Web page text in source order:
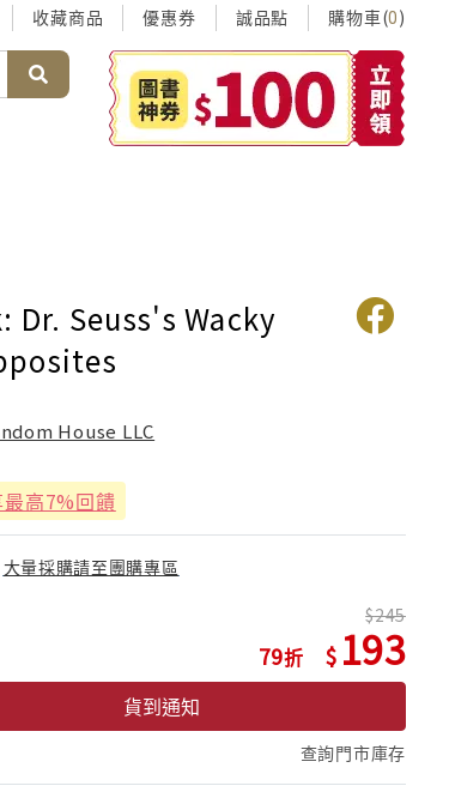
收藏商品 優惠券 誠品點 購物車(0)
Dr. Seuss's Wacky
House LLC
最高7%回饋
大量採購請至團購專區
79
245
193
貨到通知
查詢門市庫存